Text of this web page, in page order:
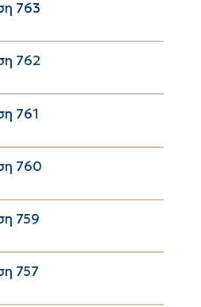
763
762
761
760
759
757